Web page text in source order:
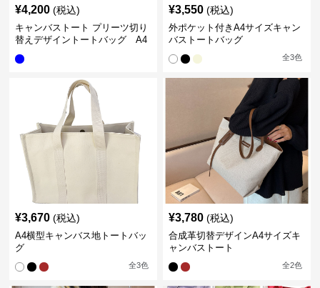
¥4,200 (税込)
キャンバストート プリーツ切り
替えデザイントートバッグ A4
¥3,550 (税込)
外ポケット付きA4サイズキャン
バストートバッグ
全3色
¥3,670 (税込)
A4横型キャンバス地トートバッ
グ
全3色
¥3,780 (税込)
合成革切替デザインA4サイズキ
ャンバストート
全2色